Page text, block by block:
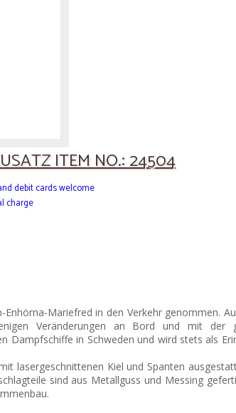
ITEM NO.: 24504
debit cards welcome
charge
Mariefred in den Verkehr genommen.
Veränderungen an Bord und mit der
Dampfschiffe in Schweden und wird stets als
lasergeschnittenen Kiel und Spanten
sind aus Metallguss und Messing